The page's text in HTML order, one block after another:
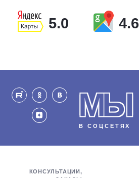
5.0 4.6
МЫ
В СОЦСЕТЯХ
КОНСУЛЬТАЦИИ,